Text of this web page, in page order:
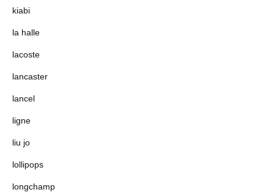
kiabi
la halle
lacoste
lancaster
lancel
ligne
liu jo
lollipops
longchamp